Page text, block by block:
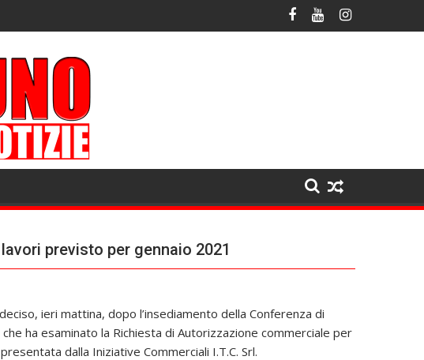
previsto per gennaio 2021
ieri mattina, dopo l’insediamento della Conferenza di
ha esaminato la Richiesta di Autorizzazione commerciale per
dalla Iniziative Commerciali I.T.C. Srl.